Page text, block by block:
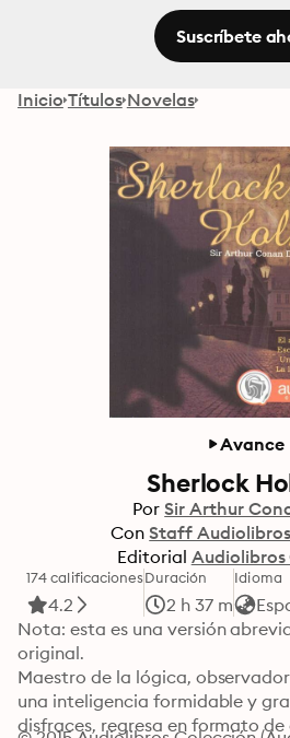
Suscríbete
Inicio Títulos Novelas
Avance
Sherlock
Por Sir Arthur
Con Staff
Editorial Audiolibros
174 calificaciones
4.2
Duración
2 h 37 m
Idioma
Nota: esta es una versión
original.
Maestro de la lógica,
una inteligencia formidable y
disfraces, regresa en formato